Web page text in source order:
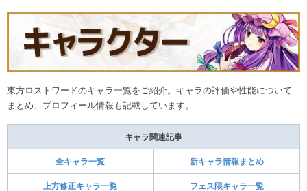
東方ロストワードのキャラ一覧をご紹介。キャラの評価や性能について
まとめ、プロフィール情報も記載しています。
キャラ関連記事
全キャラ一覧 新キャラ情報まとめ
上方修正キャラ一覧 フェス限キャラ一覧